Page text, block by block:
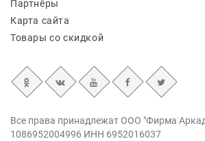
Партнёры
Карта сайта
Товары со скидкой
Все права принадлежат ООО "Фирма
1086952004996 ИНН 6952016037